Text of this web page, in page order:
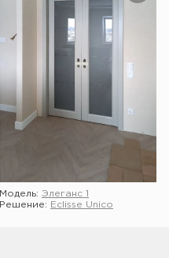
Модель: Элеганс 1
Решение:
Eclisse Unico